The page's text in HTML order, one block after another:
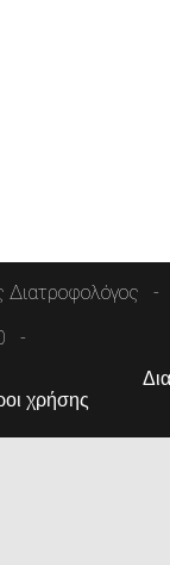
Διατροφολόγος
χρήσης